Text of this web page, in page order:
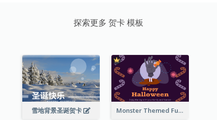
探索更多 贺卡 模板
雪地背景圣诞贺卡 Monster Themed Fun Halloween Greeting Card